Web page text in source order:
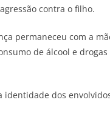
contra o filho.
permaneceu com a
de álcool e
dos